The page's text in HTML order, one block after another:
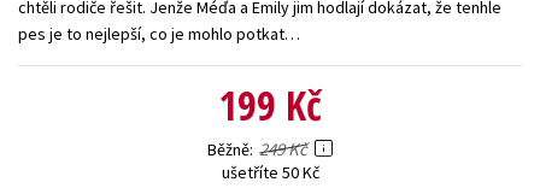
chtěli rodiče řešit. Jenže Méďa a Emily jim hodlají dokázat, že tenhle
pes je to nejlepší, co je mohlo potkat…
199 Kč
Běžně 249 Kč
ušetříte 50 Kč